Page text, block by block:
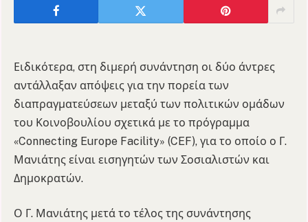
Ειδικότερα, στη διμερή συνάντηση οι δύο άντρες
αντάλλαξαν απόψεις για την πορεία των
διαπραγματεύσεων μεταξύ των πολιτικών ομάδων
του Κοινοβουλίου σχετικά με το πρόγραμμα
«Connecting Europe Facility» (CEF), για το οποίο ο Γ.
Μανιάτης είναι εισηγητών των Σοσιαλιστών και
Δημοκρατών.
Ο Γ. Μανιάτης μετά το τέλος της συνάντησης